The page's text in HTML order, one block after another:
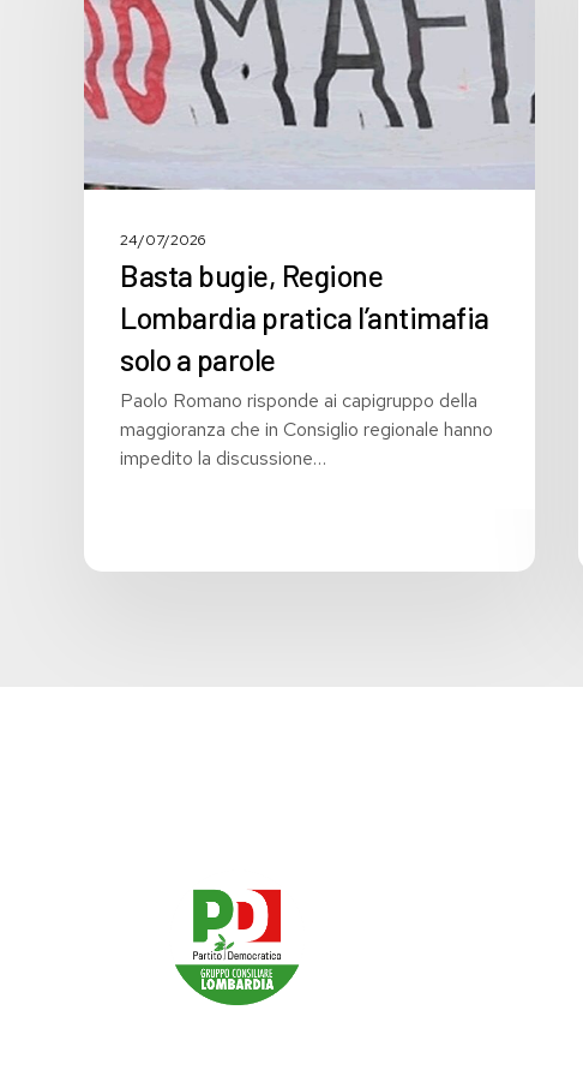
pratica
l’antimafia
solo
a
parole
24/07/2026
Basta bugie, Regione
Lombardia pratica l’antimafia
solo a parole
Paolo Romano risponde ai capigruppo della
maggioranza che in Consiglio regionale hanno
impedito la discussione…